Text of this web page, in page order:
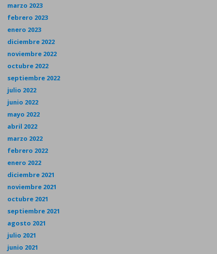
marzo 2023
febrero 2023
enero 2023
diciembre 2022
noviembre 2022
octubre 2022
septiembre 2022
julio 2022
junio 2022
mayo 2022
abril 2022
marzo 2022
febrero 2022
enero 2022
diciembre 2021
noviembre 2021
octubre 2021
septiembre 2021
agosto 2021
julio 2021
junio 2021